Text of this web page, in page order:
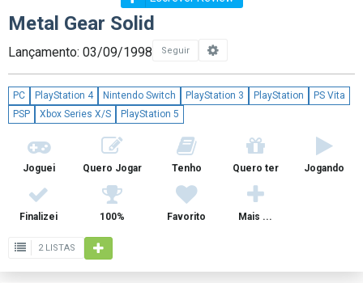
Metal Gear Solid
Lançamento: 03/09/1998 Seguir
PC PlayStation 4 Nintendo Switch PlayStation 3 PlayStation
PS Vita
PSP
Xbox Series X/S PlayStation 5
Joguei Quero Jogar Tenho Quero ter Jogando
Finalizei 100% Favorito Mais ...
2 LISTAS